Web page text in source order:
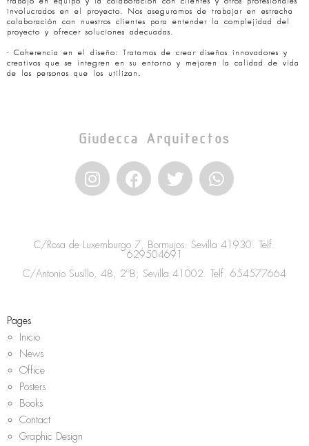
involucrados en el proyecto. Nos aseguramos de trabajar en estrecha
colaboración con nuestros clientes para entender la complejidad del
proyecto y ofrecer soluciones adecuadas.
- Coherencia en el diseño: Tratamos de crear diseños innovadores y
creativos que se integren en su entorno y mejoren la calidad de vida
de las personas que los utilizan.
Giudecca Arquitectos
I
n
a
g
r
F
a
b
o
o
T
w
t
e
r
W
h
s
a
p
C/Rosa de Luxemburgo 7, Bormujos. Sevilla 41930. Telf.
629504691
C/Antonio Susillo, 48, 2ºB, Sevilla 41002. Telf. 654577664
Pages
Inicio
News
Office
Posters
Books
Contact
Graphic Design